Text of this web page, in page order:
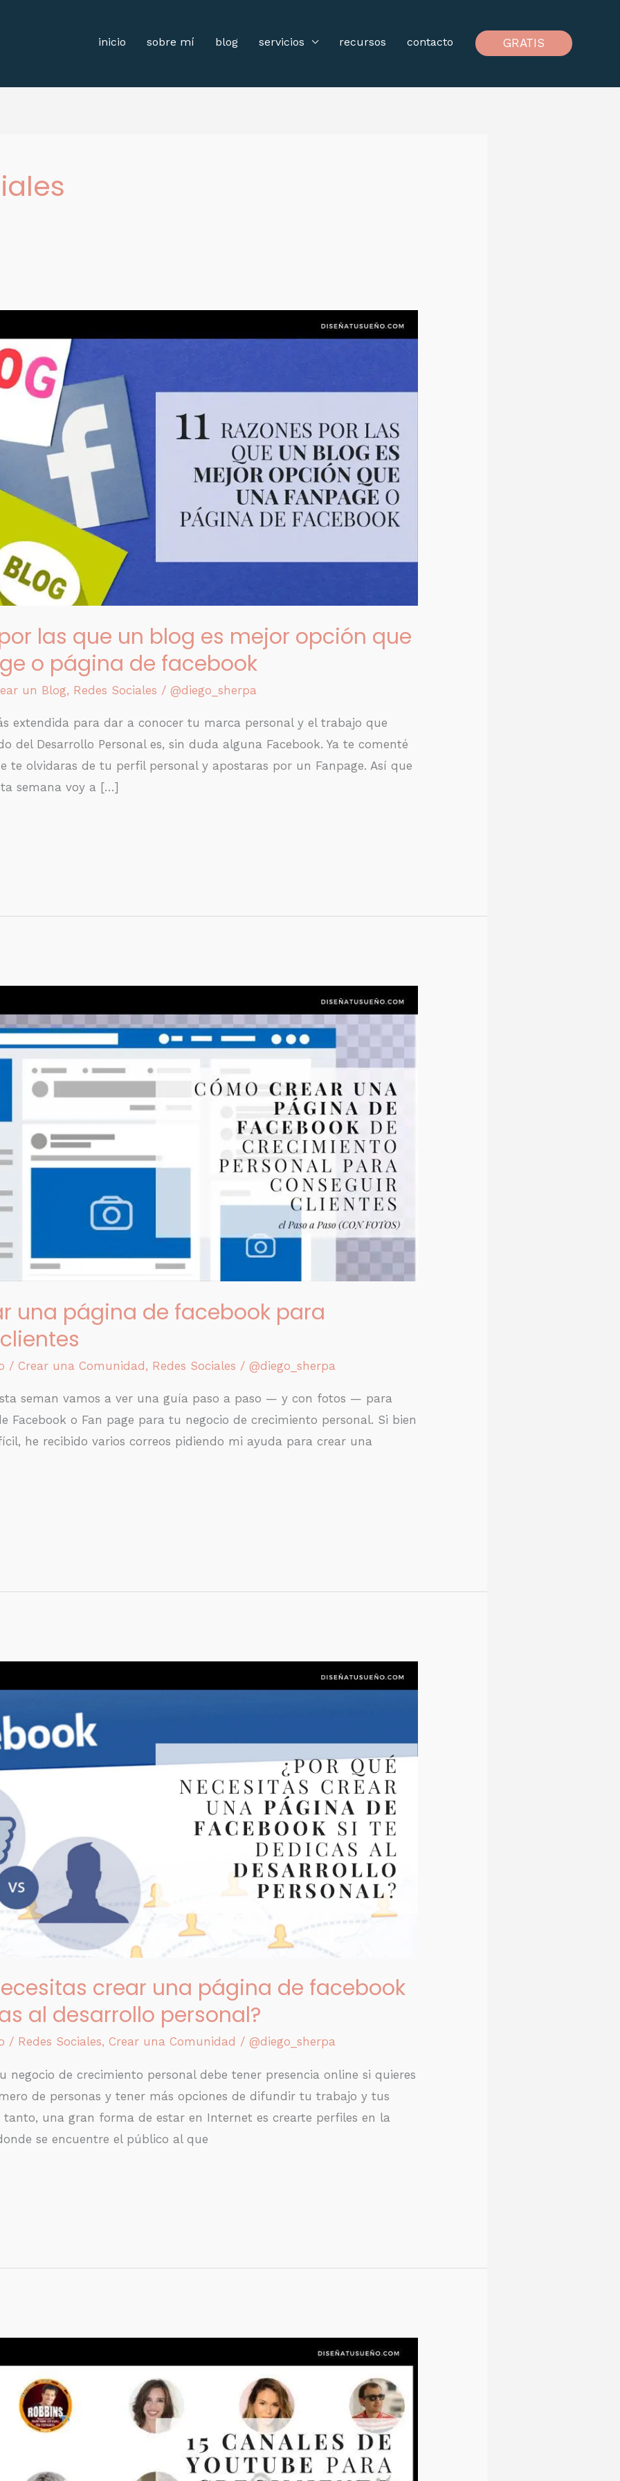
inicio sobre mí blog servicios recursos contacto GRATIS
por las que un blog es mejor opción que
o página de facebook
un Blog, Redes Sociales / @diego_sherpa
extendida para dar a conocer tu marca personal y el trabajo que
del Desarrollo Personal es, sin duda alguna Facebook. Ya te comenté
te olvidaras de tu perfil personal y apostaras por un Fanpage. Así que
semana voy a […]
una página de facebook para
/ Crear una Comunidad, Redes Sociales / @diego_sherpa
seman vamos a ver una guía paso a paso — y con fotos — para
Facebook o Fan page para tu negocio de crecimiento personal. Si bien
he recibido varios correos pidiendo mi ayuda para crear una
crear una página de facebook
al desarrollo personal?
/ Redes Sociales, Crear una Comunidad / @diego_sherpa
negocio de crecimiento personal debe tener presencia online si quieres
de personas y tener más opciones de difundir tu trabajo y tus
tanto, una gran forma de estar en Internet es crearte perfiles en la
se encuentre el público al que